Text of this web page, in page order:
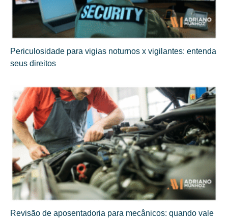
Periculosidade para vigias noturnos x vigilantes: entenda
seus direitos
Revisão de aposentadoria para mecânicos: quando vale